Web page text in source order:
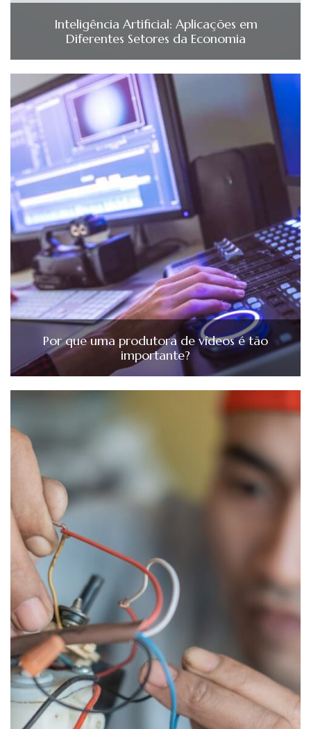
Inteligência Artificial: Aplicações em
Diferentes Setores da Economia
Por que uma produtora de vídeos é tão
importante?